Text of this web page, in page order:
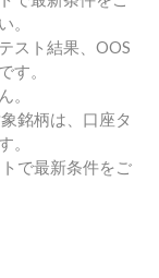
。
スト結果、OOS
す。
。
銘柄は、口座タ
。
で最新条件をご